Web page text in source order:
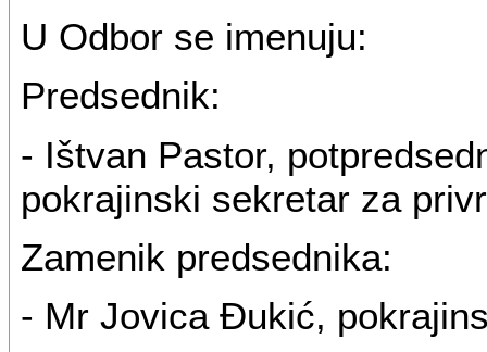
U Odbor se imenuju:
Predsednik:
- Ištvan Pastor,
pokrajinski sekretar za
Zamenik predsednika:
- Mr Jovica Đukić,